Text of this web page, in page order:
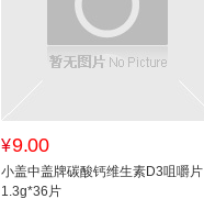
¥9.00
小盖中盖牌碳酸钙维生素D3咀嚼片
1.3g*36片